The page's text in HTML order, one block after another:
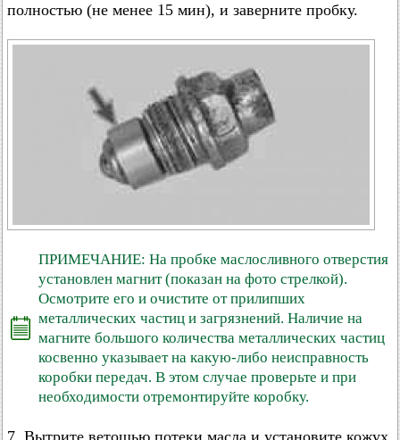
полностью (не менее 15 мин), и заверните пробку.
ПРИМЕЧАНИЕ: На пробке маслосливного отверстия
установлен магнит (показан на фото стрелкой).
Осмотрите его и очистите от прилипших
металлических частиц и загрязнений. Наличие на
магните большого количества металлических частиц
косвенно указывает на какую-либо неисправность
коробки передач. В этом случае проверьте и при
необходимости отремонтируйте коробку.
7. Вытрите ветошью потеки масла и установите кожух